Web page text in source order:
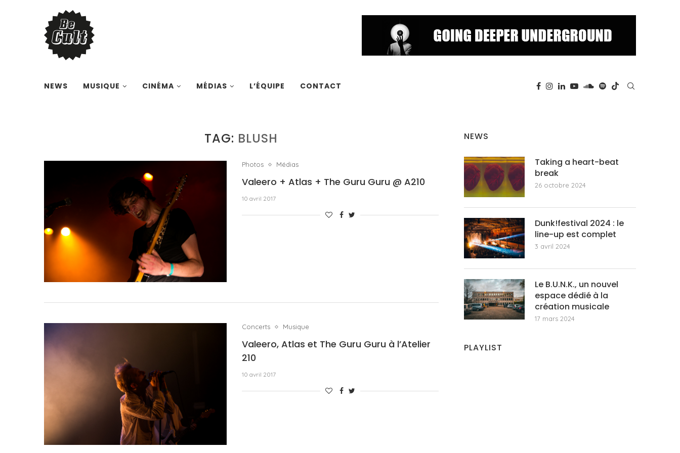
NEWS MUSIQUE CINÉMA MÉDIAS L’ÉQUIPE CONTACT
TAG: BLUSH
Photos Médias
Valeero + Atlas + The Guru Guru @ A210
10 avril 2017
Concerts Musique
Valeero, Atlas et The Guru Guru à l’Atelier
210
10 avril 2017
NEWS
Taking a heart-beat
break
26 octobre 2024
Dunk!festival 2024 : le
line-up est complet
3 avril 2024
Le B.U.N.K., un nouvel
espace dédié à la
création musicale
17 mars 2024
PLAYLIST